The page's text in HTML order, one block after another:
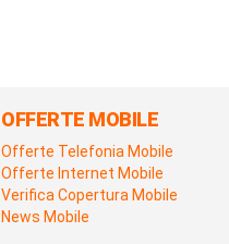
OFFERTE MOBILE
Offerte Telefonia Mobile
Offerte Internet Mobile
Verifica Copertura Mobile
News Mobile